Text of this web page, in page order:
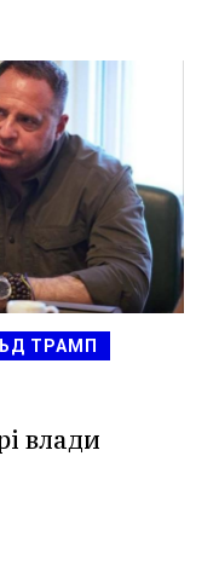
ТРАМП
влади